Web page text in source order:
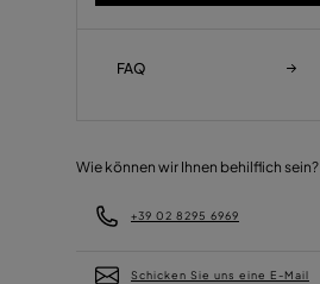
FAQ
Wie können wir Ihnen behilflich sein?
+39 02 8295 6969
Schicken Sie uns eine E-Mail